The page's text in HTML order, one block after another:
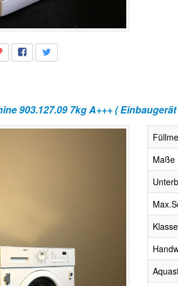
903.127.09 7kg A+++ ( Einbaugerät
Maße
Klasse